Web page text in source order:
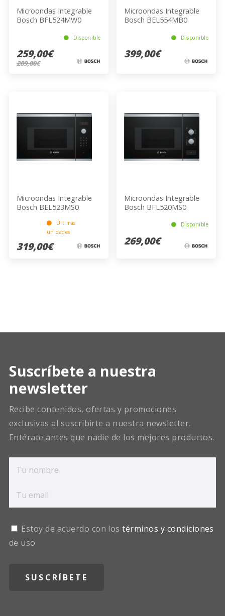
Microondas Integrable
Bosch BFL524MW0
Disponible
259,00€
289,00€
Microondas Integrable
Bosch BEL554MB0
Disponible
399,00€
Microondas Integrable
Bosch BEL523MS0
Últimas
unidades
319,00€
Microondas Integrable
Bosch BFL520MS0
Disponible
269,00€
Suscríbete a nuestra
newsletter
Recibe contenidos, ofertas y promociones
exclusivas al suscribirte a nuestra newsletter.
Entérate antes que nadie de los mejores productos.
Estoy de acuerdo con lostérminos y condiciones
de uso